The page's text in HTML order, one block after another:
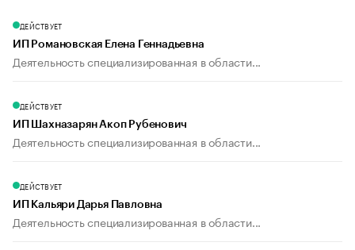
ДЕЙСТВУЕТ
ИП Романовская Елена Геннадьевна
Деятельность специализированная в области...
ДЕЙСТВУЕТ
ИП Шахназарян Акоп Рубенович
Деятельность специализированная в области...
ДЕЙСТВУЕТ
ИП Кальяри Дарья Павловна
Деятельность специализированная в области...